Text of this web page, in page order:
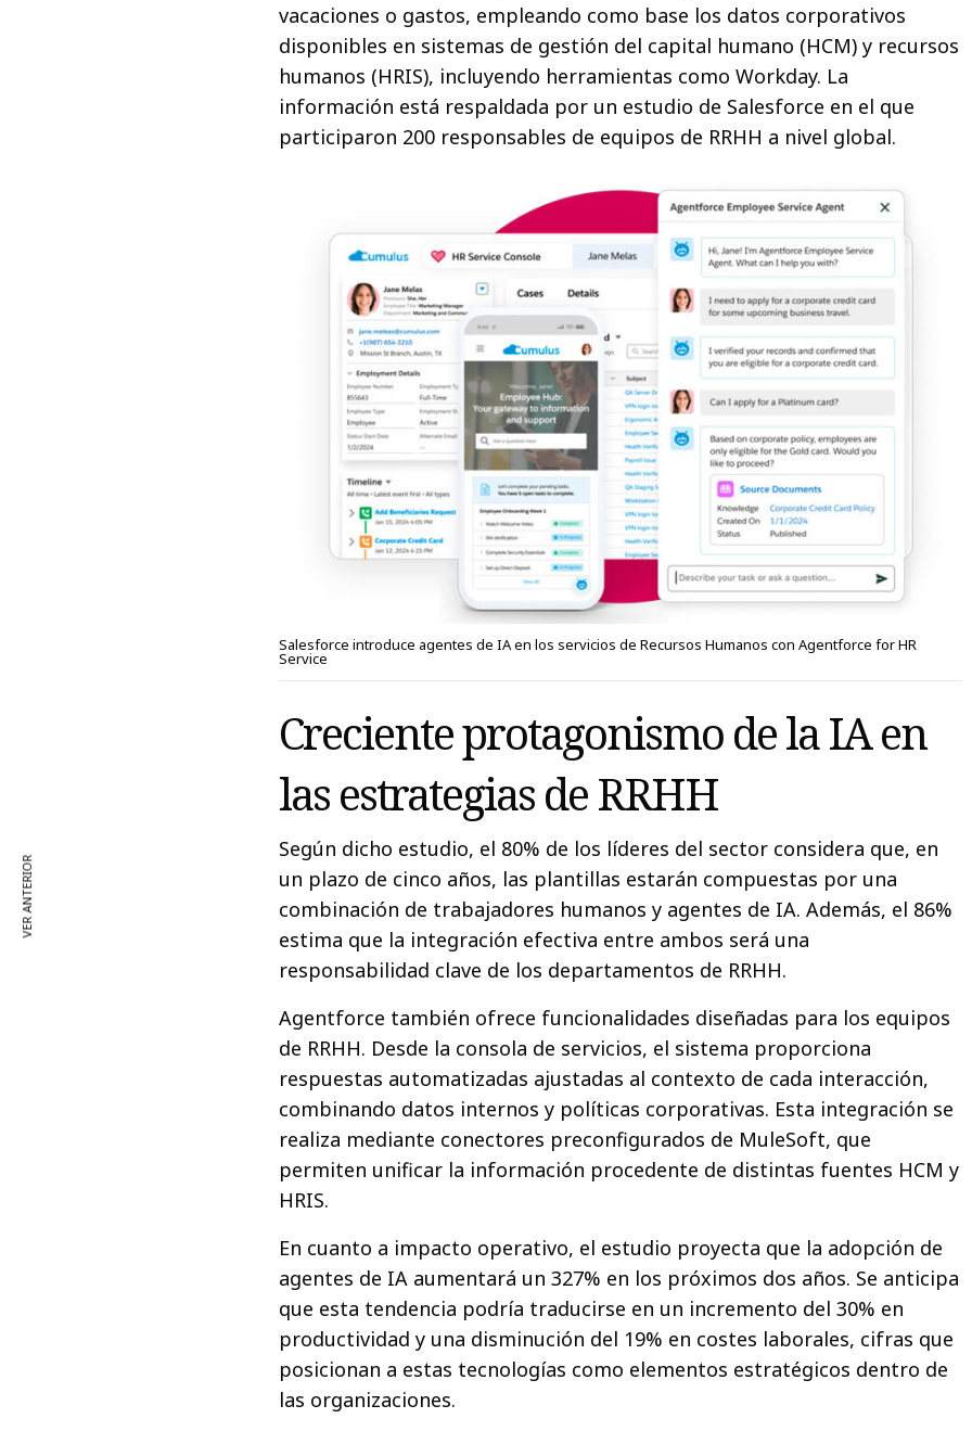
vacaciones o gastos, empleando como base los datos corporativos
disponibles en sistemas de gestión del capital humano (HCM) y recursos
humanos (HRIS), incluyendo herramientas como Workday. La
información está respaldada por un estudio de Salesforce en el que
participaron 200 responsables de equipos de RRHH a nivel global.
Salesforce introduce agentes de IA en los servicios de Recursos Humanos con Agentforce for HR
Service
Creciente protagonismo de la IA en
las estrategias de RRHH
Según dicho estudio, el 80% de los líderes del sector considera que, en
un plazo de cinco años, las plantillas estarán compuestas por una
combinación de trabajadores humanos y agentes de IA. Además, el 86%
estima que la integración efectiva entre ambos será una
responsabilidad clave de los departamentos de RRHH.
Agentforce también ofrece funcionalidades diseñadas para los equipos
de RRHH. Desde la consola de servicios, el sistema proporciona
respuestas automatizadas ajustadas al contexto de cada interacción,
combinando datos internos y políticas corporativas. Esta integración se
realiza mediante conectores preconfigurados de MuleSoft, que
permiten unificar la información procedente de distintas fuentes HCM y
HRIS.
En cuanto a impacto operativo, el estudio proyecta que la adopción de
agentes de IA aumentará un 327% en los próximos dos años. Se anticipa
que esta tendencia podría traducirse en un incremento del 30% en
productividad y una disminución del 19% en costes laborales, cifras que
posicionan a estas tecnologías como elementos estratégicos dentro de
las organizaciones.
VER ANTERIOR